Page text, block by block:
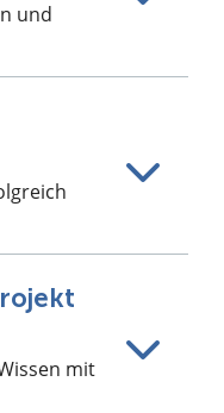
und
mit